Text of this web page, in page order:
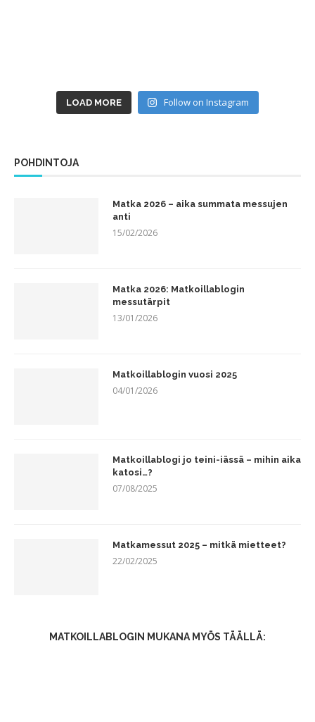
LOAD MORE Follow on Instagram
POHDINTOJA
Matka 2026 – aika summata messujen
anti
15/02/2026
Matka 2026: Matkoillablogin
messutärpit
13/01/2026
Matkoillablogin vuosi 2025
04/01/2026
Matkoillablogi jo teini-iässä – mihin aika
katosi…?
07/08/2025
Matkamessut 2025 – mitkä mietteet?
22/02/2025
MATKOILLABLOGIN MUKANA MYÖS TÄÄLLÄ: